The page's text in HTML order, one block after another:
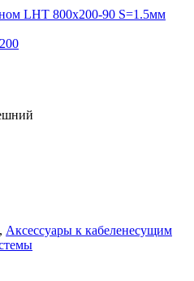
LHT 800х200-90 S=1.5мм
, Аксессуары к кабеленесущим